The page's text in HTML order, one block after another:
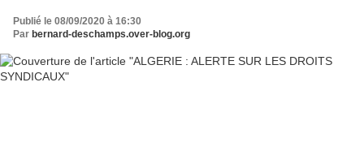
Publié le 08/09/2020 à 16:30
Par bernard-deschamps.over-blog.org